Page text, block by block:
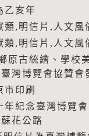
乙亥年
類,明信片,人文風
類,明信片,人文風
原古統繪、學校
灣博覽會協贊會
印刷
年紀念臺灣博覽
花公路